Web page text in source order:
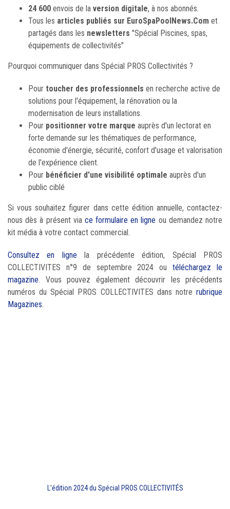
24 600 envois de la version digitale, à nos abonnés.
Tous les articles publiés sur EuroSpaPoolNews.Com et
partagés dans les newsletters "Spécial Piscines, spas,
équipements de collectivités"
Pourquoi communiquer dans Spécial PROS Collectivités ?
Pour toucher des professionnels en recherche active de
solutions pour l'équipement, la rénovation ou la
modernisation de leurs installations.
Pour positionner votre marque auprès d'un lectorat en
forte demande sur les thématiques de performance,
économie d'énergie, sécurité, confort d'usage et valorisation
de l'expérience client.
Pour bénéficier d'une visibilité optimale auprès d'un
public ciblé
Si vous souhaitez figurer dans cette édition annuelle, contactez-
nous dès à présent via ce formulaire en ligne ou demandez notre
kit média à votre contact commercial.
Consultez en ligne la précédente édition, Spécial PROS
COLLECTIVITES n°9 de septembre 2024 outéléchargez le
magazine . Vous pouvez également découvrir les précédents
numéros du Spécial PROS COLLECTIVITES dans notre rubrique
Magazines
L'édition 2024 du Spécial PROS COLLECTIVITÉS